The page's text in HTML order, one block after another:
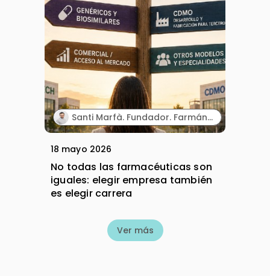
Santi Marfà. Fundador. Farmándome.
18 mayo 2026
No todas las farmacéuticas son
iguales: elegir empresa también
es elegir carrera
Ver más